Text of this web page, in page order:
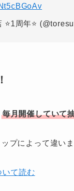
周年⭐️
毎月開催していて
プによって違い
て読む